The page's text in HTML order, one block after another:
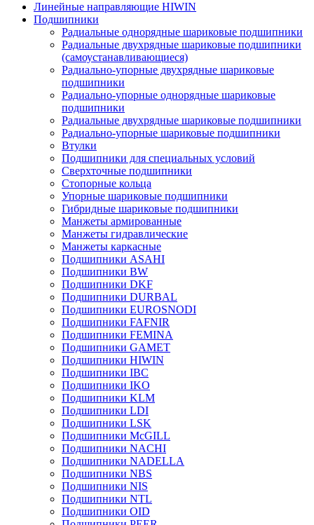
Линейные направляющие HIWIN
Подшипники
Радиальные однорядные шариковые подшипники
Радиальные двухрядные шариковые подшипники
(самоустанавливающиеся)
Радиально-упорные двухрядные шариковые
подшипники
Радиально-упорные однорядные шариковые
подшипники
Радиальные двухрядные шариковые подшипники
Радиально-упорные шариковые подшипники
Втулки
Подшипники для специальных условий
Сверхточные подшипники
Стопорные кольца
Упорные шариковые подшипники
Гибридные шариковые подшипники
Манжеты армированные
Манжеты гидравлические
Манжеты каркасные
Подшипники ASAHI
Подшипники BW
Подшипники DKF
Подшипники DURBAL
Подшипники EUROSNODI
Подшипники FAFNIR
Подшипники FEMINA
Подшипники GAMET
Подшипники HIWIN
Подшипники IBC
Подшипники IKO
Подшипники KLM
Подшипники LDI
Подшипники LSK
Подшипники McGILL
Подшипники NACHI
Подшипники NADELLA
Подшипники NBS
Подшипники NIS
Подшипники NTL
Подшипники OID